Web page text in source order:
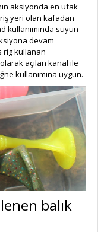
aksiyonda en ufak
yeri olan kafadan
kullanımında suyun
devam
rig kullanan
açılan kanal ile
kullanımına uygun.
balık